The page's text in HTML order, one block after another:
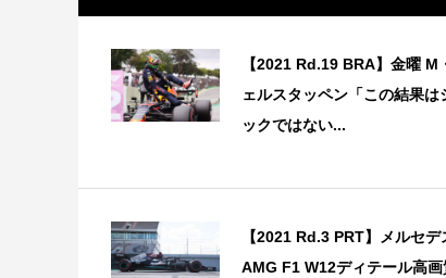
【2021 Rd.19 BRA】金曜 M
ェルスタッペン「この結果は
ックではない...
【2021 Rd.3 PRT】メルセデ
AMG F1 W12ディテール高画